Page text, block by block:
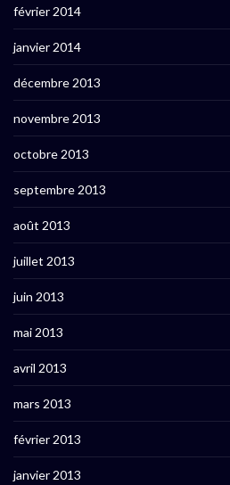
février 2014
janvier 2014
décembre 2013
novembre 2013
octobre 2013
septembre 2013
août 2013
juillet 2013
juin 2013
mai 2013
avril 2013
mars 2013
février 2013
janvier 2013